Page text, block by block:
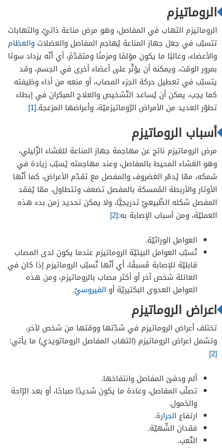
الروماتيزم
الروماتيزم التهاب في المفاصل، وهو مرض مناعة ذاتيّ، والتهابات
تتسبّب في جعل جهاز المناعة يُهاجم المفاصل والعضلات والعظام
والأعضاء، وغالبًا ما يكون مؤلمًا ومزمنًا ومتقدّمً، أي أنّه يزداد سوءًا
بمرور الوقت، ويمكنه أن يؤثّر على أعضاء أخرى في الجسم، وقد
يتسبّب في تعطيل حركة الجزء المصاب، أو منعه من أداء وظيفته
كما يجب، يمكن أن يُساعد التّشخيص والعلاج المبكران في إبطاء
تطوّر العديد من الأمراض الرّوماتيزميّة، وأعراضها المزعجة.[1]
أسباب الروماتيزم
مرض الروماتيزم ناتج عن مهاجمة جهاز المناعة للغشاء الزّليلي،
وهو الغشاء المحيط بالمفاصل، وعند مهاجمته يُسبّب زيادة في
سُمكه، ممّا يُدمّر الغضروف والمفصل مع تقدّم الأعراض، كما أنّها
الأوتار والأربطة المُمسكة بالمفصل تضعف وتتطاول، ممّا يُفقد
المفصل شكله الطّبيعيّ تدريجيًّا، ولا يمكن تحديد زمن بدء هذه
العمليّة، ومن أسباب الإصابة به:[2]
العوامل الوراثيّة.
تُسبّب العوامل البيئيّة الروماتيزم عندما يكون لدى المصاب
قابليّة للإصابة مُسبقًا، أي أنّها تٌسبّب الروماتيزم إذا كان في
العائلة شخص آخر أو أكثر مصاب بالروماتيزم، ومن هذه
العوامل العدوى البكتيريّة أو الفيروسيّ.
اعراض الروماتيزم
تختلف أعراض الروماتيزم في شدّتها ووقتها من شخص لآخر،
وتشمل اعراض الروماتيزم (التهاب المفاصل الروماتويدي) ما يأتي:
[2]
ألم ودفئ المفاصل وانتفاخها.
تصلّب المفاصل، وعادة ما يكون شديدًا صباحًا، أو بعد الرّاحة
والخمول.
ارتفاع الحرارة.
فقدان الشّهيّة.
التّعب.